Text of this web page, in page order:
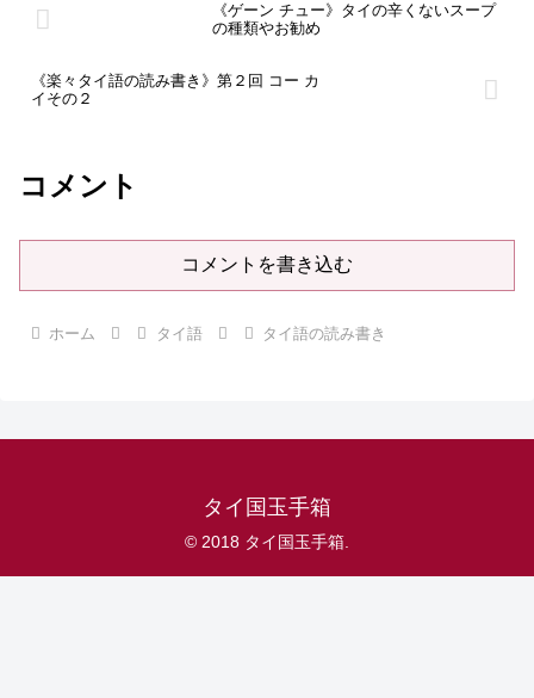
《ゲーン チュー》タイの辛くないスープ
の種類やお勧め
《楽々タイ語の読み書き》第２回 コー カ
イその２
コメント
コメントを書き込む
ホーム タイ語 タイ語の読み書き
タイ国玉手箱
© 2018 タイ国玉手箱.